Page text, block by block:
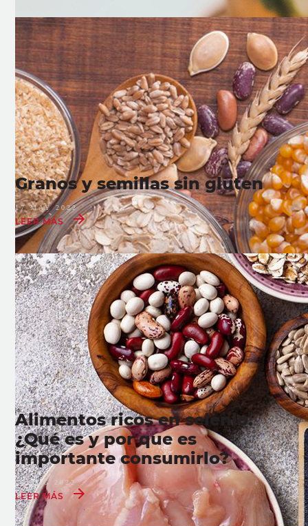
Granos y semillas sin gluten
17 MAY 2022
LEER MÁS
Alimentos ricos en selenio.
¿Qué es y por que es
importante consumirlo?
08 AUG 2022
LEER MÁS